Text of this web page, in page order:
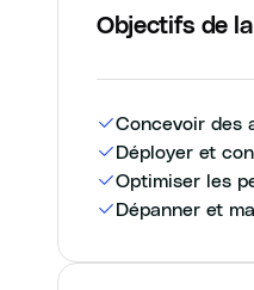
Objectifs de
Concevoir des
Déployer et
Optimiser les
Dépanner et